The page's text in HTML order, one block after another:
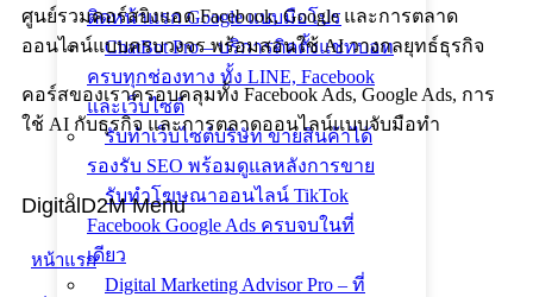
ติดหน้าแรก Google แบบมือโปร
ChatBot Pro – บริการติดตั้งแชทบอท
ครบทุกช่องทาง ทั้ง LINE, Facebook
และเว็บไซต์
รับทำเว็บไซต์บริษัท ขายสินค้าได้
รองรับ SEO พร้อมดูแลหลังการขาย
รับทำโฆษณาออนไลน์ TikTok
Facebook Google Ads ครบจบในที่
เดียว
Digital Marketing Advisor Pro – ที่
ศูนย์รวมคอร์สยิงแอด Facebook, Google และการตลาด
ออนไลน์แบบครบวงจร พร้อมสอนใช้ AI วางกลยุทธ์ธุรกิจ
คอร์สของเราครอบคลุมทั้ง Facebook Ads, Google Ads, การ
ใช้ AI กับธุรกิจ และการตลาดออนไลน์แบบจับมือทำ
DigitalD2M Menu
หน้าแรก